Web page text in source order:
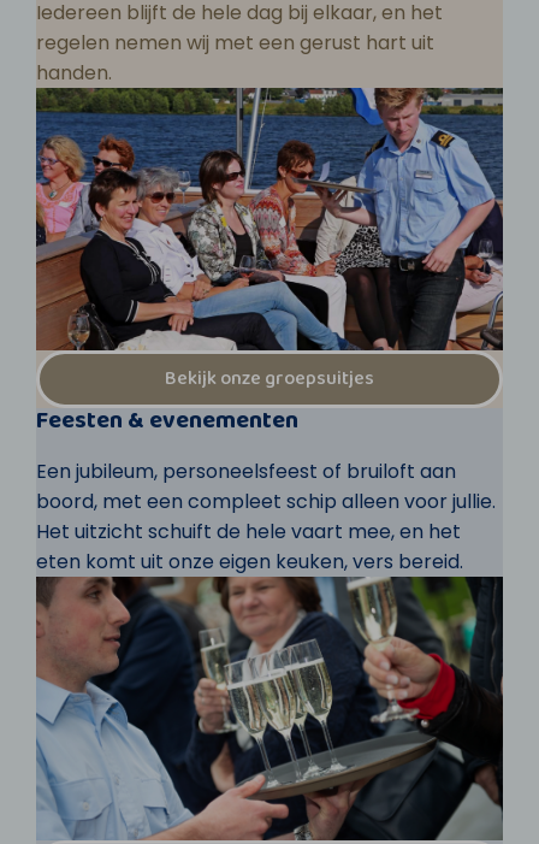
Iedereen blijft de hele dag bij elkaar, en het
regelen nemen wij met een gerust hart uit
handen.
Bekijk onze groepsuitjes
Feesten & evenementen
Een jubileum, personeelsfeest of bruiloft aan
boord, met een compleet schip alleen voor jullie.
Het uitzicht schuift de hele vaart mee, en het
eten komt uit onze eigen keuken, vers bereid.